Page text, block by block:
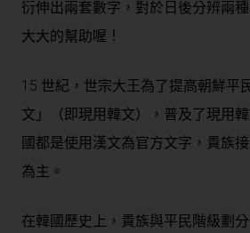
衍伸出兩套數字，對於日後分辨兩
大大的幫助喔！
15 世紀，世宗大王為了提高朝鮮平
文」（即現用韓文），普及了現用
國都是使用漢文為官方文字，貴族
為主。
在韓國歷史上，貴族與平民階級劃